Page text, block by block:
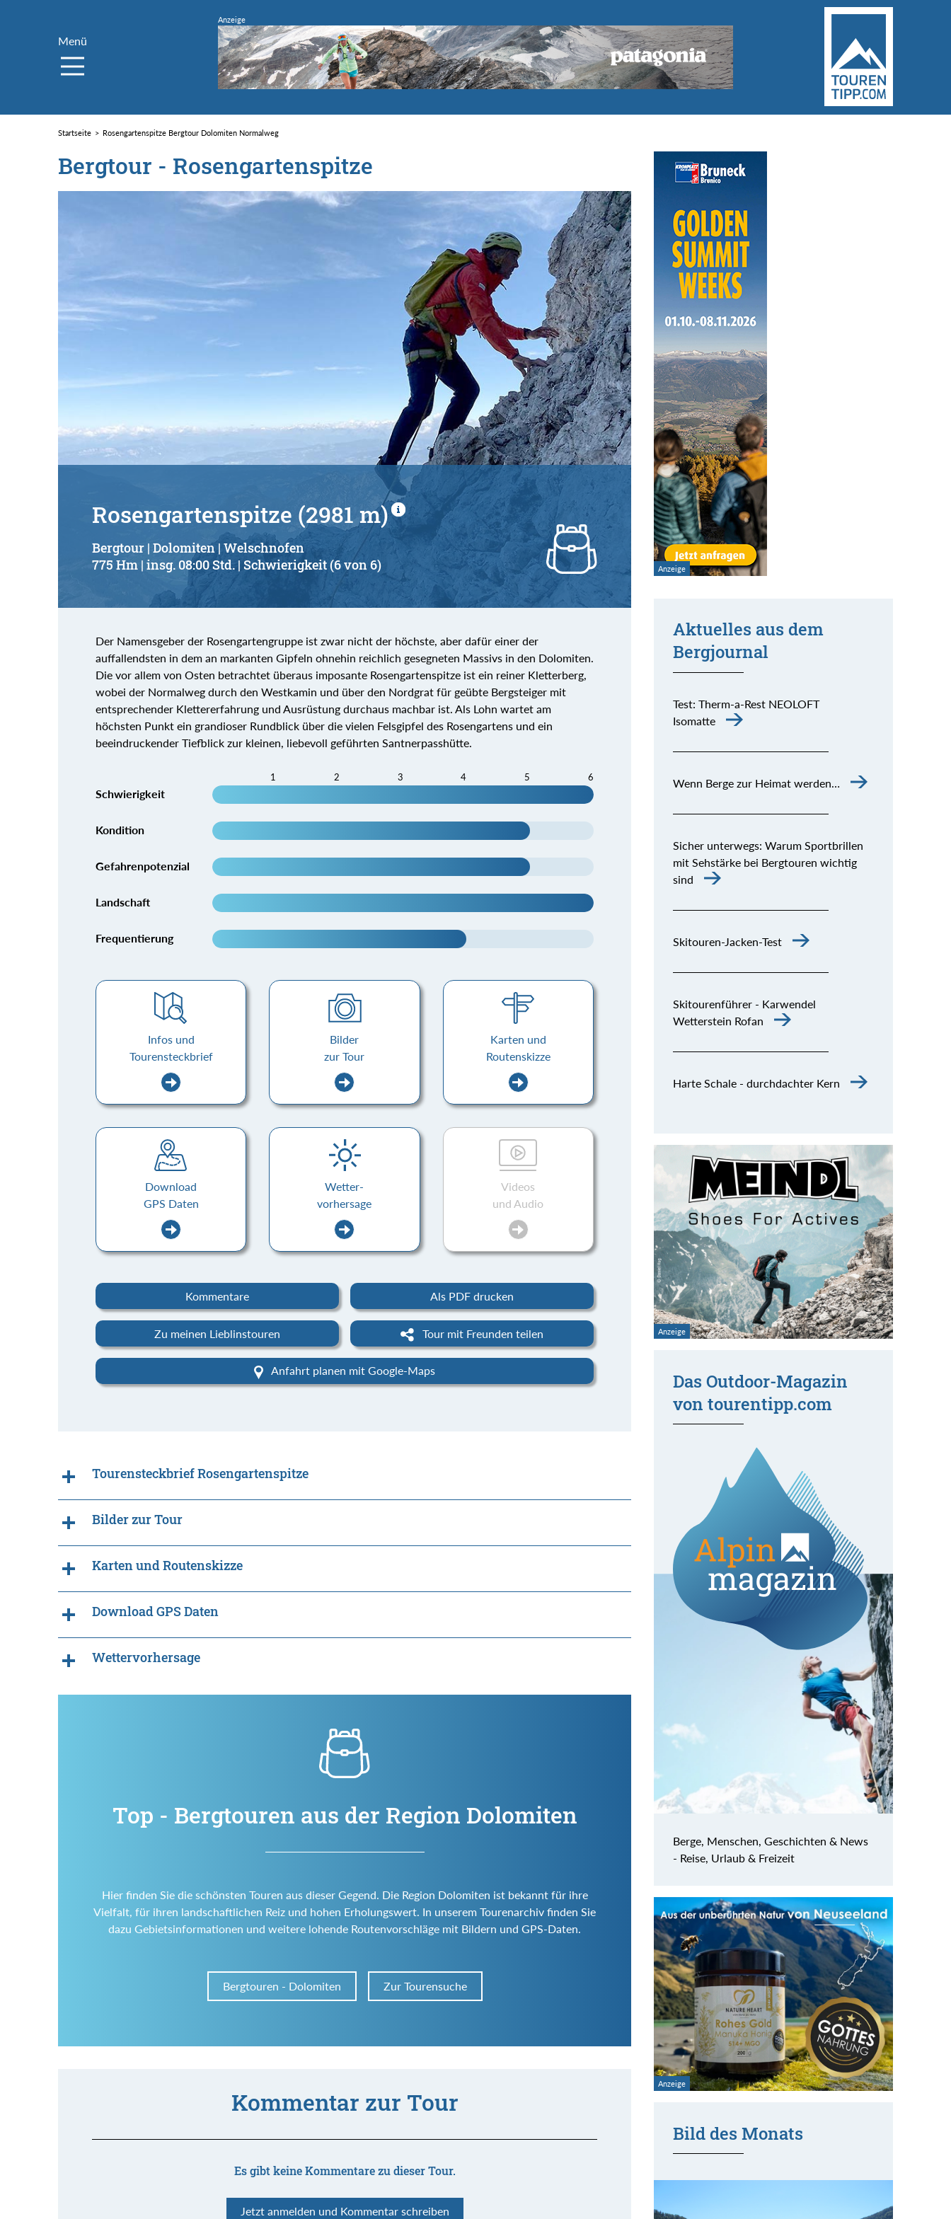
Menü
Startseite Rosengartenspitze Bergtour Dolomiten Normalweg
Bergtour - Rosengartenspitze
Rosengartenspitze (2981 m)
Bergtour | Dolomiten | Welschnofen
775 Hm | insg. 08:00 Std. | Schwierigkeit (6 von 6)
Der Namensgeber der Rosengartengruppe ist zwar nicht der höchste, aber dafür einer der
auffallendsten in dem an markanten Gipfeln ohnehin reichlich gesegneten Massivs in den Dolomiten.
Die vor allem von Osten betrachtet überaus imposante Rosengartenspitze ist ein reiner Kletterberg,
wobei der Normalweg durch den Westkamin und über den Nordgrat für geübte Bergsteiger mit
entsprechender Klettererfahrung und Ausrüstung durchaus machbar ist. Als Lohn wartet am
höchsten Punkt ein grandioser Rundblick über die vielen Felsgipfel des Rosengartens und ein
beeindruckender Tiefblick zur kleinen, liebevoll geführten Santnerpasshütte.
1 2 3 4 5 6
Schwierigkeit
Kondition
Gefahrenpotenzial
Landschaft
Frequentierung
Infos und
Tourensteckbrief
Bilder
zur Tour
Karten und
Routenskizze
Download
GPS Daten
Wetter-
vorhersage
Videos
und Audio
Kommentare Als PDF drucken
Zu meinen Lieblinstouren Tour mit Freunden teilen
Anfahrt planen mit Google-Maps
Tourensteckbrief Rosengartenspitze
Bilder zur Tour
Karten und Routenskizze
Download GPS Daten
Wettervorhersage
Top - Bergtouren aus der Region Dolomiten
Hier finden Sie die schönsten Touren aus dieser Gegend. Die Region Dolomiten ist bekannt für ihre
Vielfalt, für ihren landschaftlichen Reiz und hohen Erholungswert. In unserem Tourenarchiv finden Sie
dazu Gebietsinformationen und weitere lohende Routenvorschläge mit Bildern und GPS-Daten.
Bergtouren - Dolomiten Zur Tourensuche
Kommentar zur Tour
Es gibt keine Kommentare zu dieser Tour.
Jetzt anmelden und Kommentar schreiben
Aktuelles aus dem
Bergjournal
Test: Therm-a-Rest NEOLOFT
Isomatte
Wenn Berge zur Heimat werden…
Sicher unterwegs: Warum Sportbrillen
mit Sehstärke bei Bergtouren wichtig
sind
Skitouren-Jacken-Test
Skitourenführer - Karwendel
Wetterstein Rofan
Harte Schale - durchdachter Kern
Das Outdoor-Magazin
von tourentipp.com
Berge, Menschen, Geschichten & News
- Reise, Urlaub & Freizeit
Bild des Monats